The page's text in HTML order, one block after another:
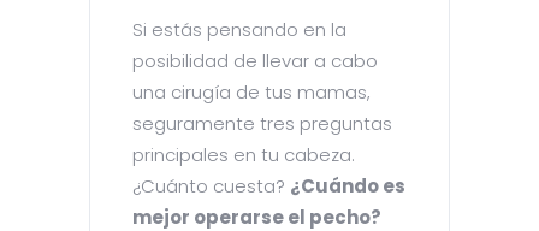
Si estás pensando en la
posibilidad de llevar a cabo
una cirugía de tus mamas,
seguramente tres preguntas
principales en tu cabeza.
¿Cuánto cuesta? ¿Cuándo es
mejor operarse el pecho?